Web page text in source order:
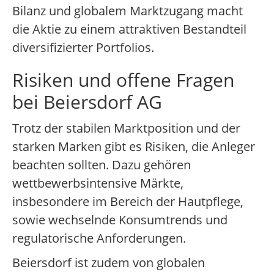
Bilanz und globalem Marktzugang macht
die Aktie zu einem attraktiven Bestandteil
diversifizierter Portfolios.
Risiken und offene Fragen
bei Beiersdorf AG
Trotz der stabilen Marktposition und der
starken Marken gibt es Risiken, die Anleger
beachten sollten. Dazu gehören
wettbewerbsintensive Märkte,
insbesondere im Bereich der Hautpflege,
sowie wechselnde Konsumtrends und
regulatorische Anforderungen.
Beiersdorf ist zudem von globalen